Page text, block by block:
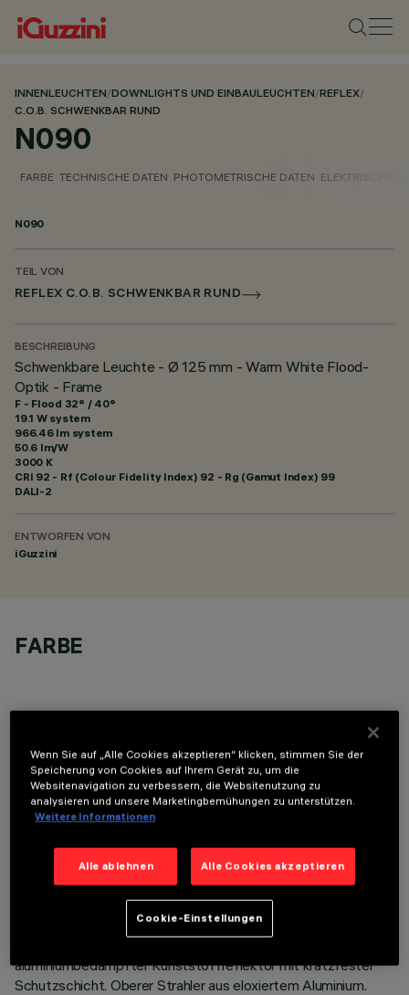
INNENLEUCHTEN/DOWNLIGHTS UND EINBAULEUCHTEN/REFLEX/
C.O.B. SCHWENKBAR RUND
N090
FARBE TECHNISCHE DATEN PHOTOMETRISCHE DATEN ELEKTRISCHE
N090
TEIL VON
REFLEX C.O.B. SCHWENKBAR RUND
BESCHREIBUNG
Schwenkbare Leuchte - Ø 125 mm - Warm White Flood-
Optik - Frame
F - Flood 32° / 40°
19.1 W system
966.46 lm system
50.6 lm/W
3000 K
CRI 92 - Rf (Colour Fidelity Index) 92 - Rg (Gamut Index) 99
DALI-2
ENTWORFEN VON
iGuzzini
FARBE
TECHNISCHE DATEN
LETZTES UPDATE: 05.08.2026
BESCHREIBUNG
Runde, schwenkbare Leuchte für LED COB-Lampen in
Farbton Warm White 3000K (CRI 90). Version mit Rahmen
zur aufgesetzten Installation. Rahmen aus lackiertem
aluminiumbedampfter Kunststoffreflektor mit kratzfester
Schutzschicht. Oberer Strahler aus eloxiertem Aluminium.
Wenn Sie auf „Alle Cookies akzeptieren“ klicken, stimmen Sie der
Speicherung von Cookies auf Ihrem Gerät zu, um die
Websitenavigation zu verbessern, die Websitenutzung zu
analysieren und unsere Marketingbemühungen zu unterstützen.
Weitere Informationen
Alle ablehnen Alle Cookies akzeptieren
Cookie-Einstellungen